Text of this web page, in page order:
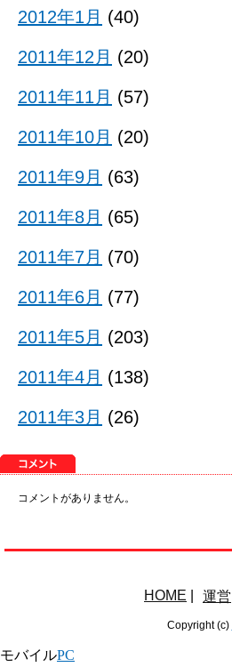
2012年1月 (40)
2011年12月 (20)
2011年11月 (57)
2011年10月 (20)
2011年9月 (63)
2011年8月 (65)
2011年7月 (70)
2011年6月 (77)
2011年5月 (203)
2011年4月 (138)
2011年3月 (26)
コメントがありません。
HOME 運営
Copyright (c)
モバイルPC